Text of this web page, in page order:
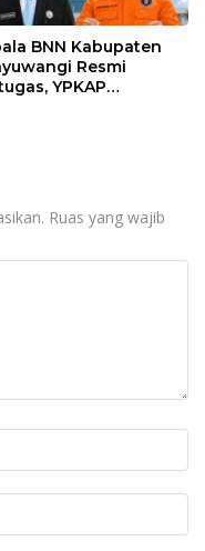
BNN Kabupaten
Resmi
YPKAP
Ruas yang wajib